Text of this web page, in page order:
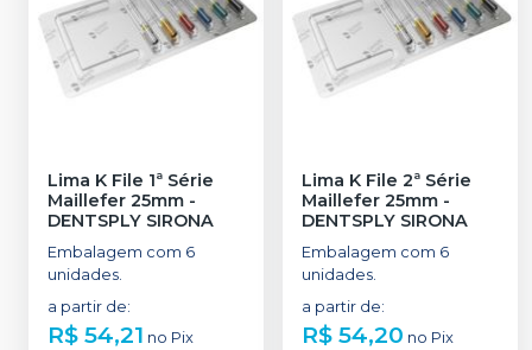
Lima K File 1ª Série
Maillefer 25mm -
DENTSPLY SIRONA
Embalagem com 6
unidades.
a partir de:
R$ 54,21 no Pix
Lima K File 2ª Série
Maillefer 25mm -
DENTSPLY SIRONA
Embalagem com 6
unidades.
a partir de:
R$ 54,20 no Pix